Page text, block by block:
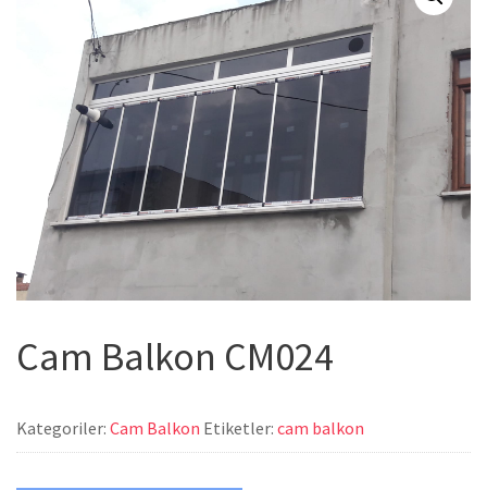
Cam Balkon CM024
Kategoriler: Cam Balkon Etiketler: cam balkon